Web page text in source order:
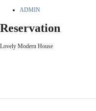
ADMIN
Reservation
Lovely Modern House